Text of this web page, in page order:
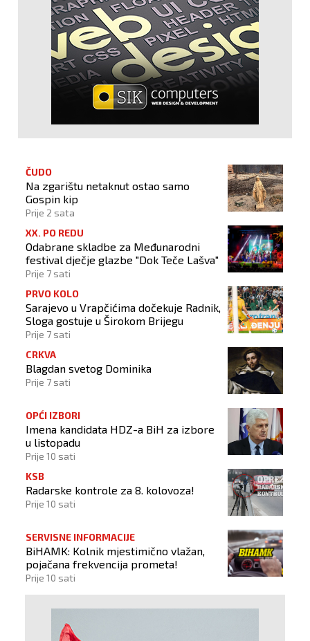
ČUDO
Na zgarištu netaknut ostao samo
Gospin kip
Prije 2 sata
XX. PO REDU
Odabrane skladbe za Međunarodni
festival dječje glazbe "Dok Teče Lašva"
Prije 7 sati
PRVO KOLO
Sarajevo u Vrapčićima dočekuje Radnik,
Sloga gostuje u Širokom Brijegu
Prije 7 sati
CRKVA
Blagdan svetog Dominika
Prije 7 sati
OPĆI IZBORI
Imena kandidata HDZ-a BiH za izbore
u listopadu
Prije 10 sati
KSB
Radarske kontrole za 8. kolovoza!
Prije 10 sati
SERVISNE INFORMACIJE
BiHAMK: Kolnik mjestimično vlažan,
pojačana frekvencija prometa!
Prije 10 sati